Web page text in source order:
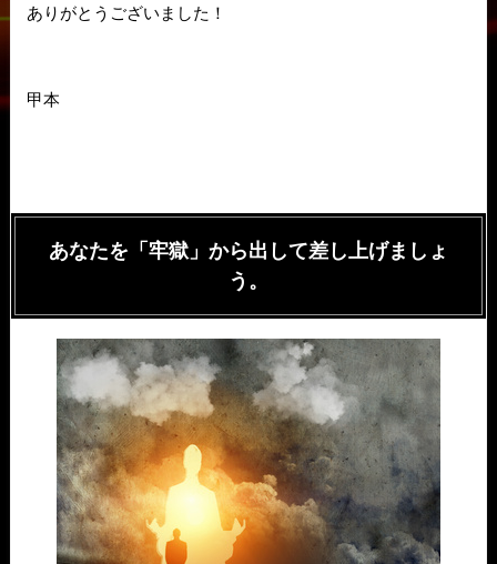
ありがとうございました！
甲本
あなたを「牢獄」から出して差し上げましょ
う。